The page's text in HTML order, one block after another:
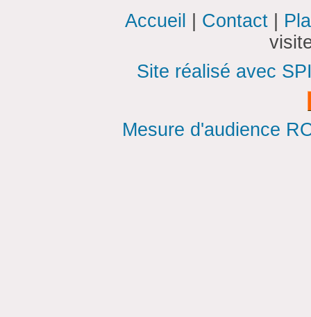
Accueil Contact
Site réalisé avec
Mesure d'audience